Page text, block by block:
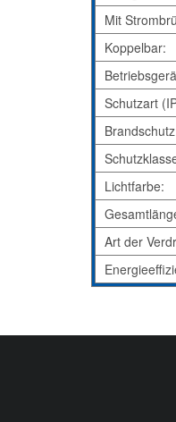
Mit
Koppelbar:
Schutzart
Lichtfarbe:
Art der